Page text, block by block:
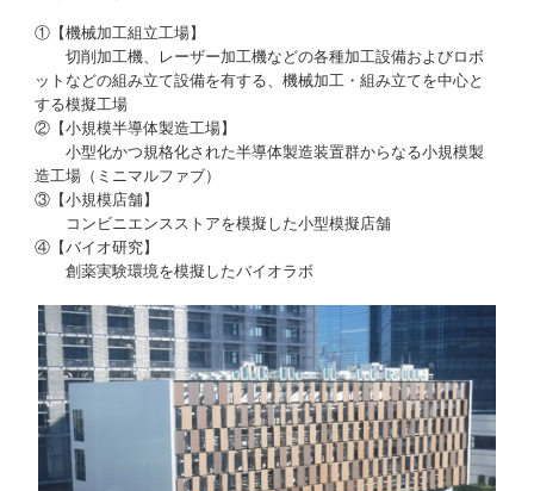
①【機械加工組立工場】
切削加工機、レーザー加工機などの各種加工設備およびロボ
ットなどの組み立て設備を有する、機械加工・組み立てを中心と
する模擬工場
②【小規模半導体製造工場】
小型化かつ規格化された半導体製造装置群からなる小規模製
造工場（ミニマルファブ）
③【小規模店舗】
コンビニエンスストアを模擬した小型模擬店舗
④【バイオ研究】
創薬実験環境を模擬したバイオラボ